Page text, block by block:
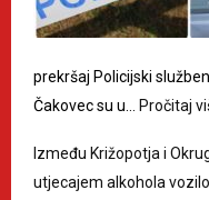
prekršaj Policijski
Čakovec su u…
Pročitaj
Između Križopotja i
utjecajem alkohola